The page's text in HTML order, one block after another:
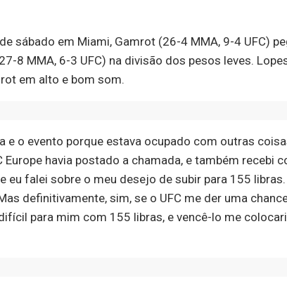
sábado em Miami, Gamrot (26-4 MMA, 9-4 UFC)
8 MMA, 6-3 UFC) na divisão dos pesos leves.
em alto e bom som.
e o evento porque estava ocupado com outras
Europe havia postado a chamada, e também recebi
eu falei sobre o meu desejo de subir para 155
definitivamente, sim, se o UFC me der uma
para mim com 155 libras, e vencê-lo me